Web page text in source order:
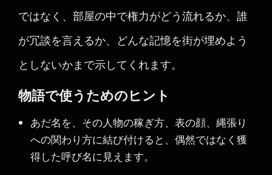
ではなく、部屋の中で権力がどう流れるか、誰
が冗談を言えるか、どんな記憶を街が埋めよう
としないかまで示してくれます。
物語で使うためのヒント
あだ名を、その人物の稼ぎ方、表の顔、縄張り
への関わり方に結び付けると、偶然ではなく獲
得した呼び名に見えます。